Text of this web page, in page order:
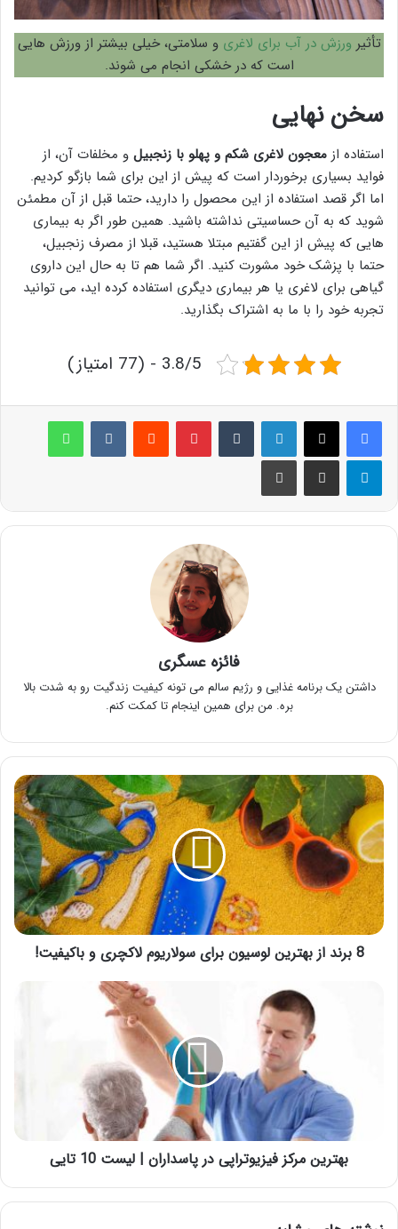
تأثیر ورزش در آب برای لاغری و سلامتی، خیلی بیشتر از ورزش هایی
است که در خشکی انجام می شوند.
سخن نهایی
استفاده از معجون لاغری شکم و پهلو با زنجبیل و مخلفات آن، از
فواید بسیاری برخوردار است که پیش از این برای شما بازگو کردیم.
اما اگر قصد استفاده از این محصول را دارید، حتما قبل از آن مطمئن
شوید که به آن حساسیتی نداشته باشید. همین طور اگر به بیماری
هایی که پیش از این گفتیم مبتلا هستید، قبلا از مصرف زنجبیل،
حتما با پزشک خود مشورت کنید. اگر شما هم تا به حال این داروی
گیاهی برای لاغری یا هر بیماری دیگری استفاده کرده اید، می توانید
تجربه خود را با ما به اشتراک بگذارید.
3.8/5 - (77 امتیاز)
لینکدین ‫تامبلر پینترست‫رددیت ‫VKontakteواتس آپ
تلگرام اشتراک گذاری از طریق ایمیل چاپ
فائزه عسگری
داشتن یک برنامه غذایی و رژیم سالم می تونه کیفیت زندگیت رو به شدت بالا
بره. من برای همین اینجام تا کمکت کنم.
8
برند
از
بهترین
لوسیون
برای
سولاریوم
لاکچری
و
باکیفیت!
8 برند از بهترین لوسیون برای سولاریوم لاکچری و باکیفیت!
بهترین مرکز فیزیوتراپی در پاسداران | لیست 10 تایی